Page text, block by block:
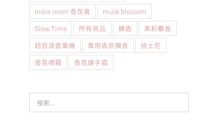
more room 香氛膏
musk blossom
Slow Time
所有商品 擴香
茉莉麝香
超音波香薰機
車用香氛擴香
迪士尼
香氛噴霧
香氛護手霜